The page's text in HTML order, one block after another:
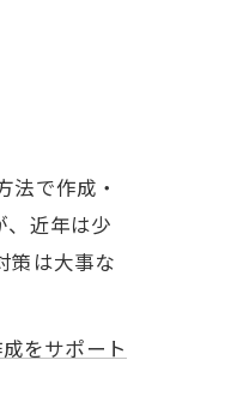
で作成・
、近年は少
策は大事な
をサポート